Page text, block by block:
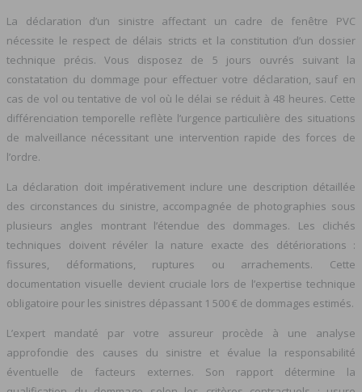
La déclaration d’un sinistre affectant un cadre de fenêtre PVC
nécessite le respect de délais stricts et la constitution d’un dossier
technique précis. Vous disposez de 5 jours ouvrés suivant la
constatation du dommage pour effectuer votre déclaration, sauf en
cas de vol ou tentative de vol où le délai se réduit à 48 heures. Cette
différenciation temporelle reflète l’urgence particulière des situations
de malveillance nécessitant une intervention rapide des forces de
l’ordre.
La déclaration doit impérativement inclure une description détaillée
des circonstances du sinistre, accompagnée de photographies sous
plusieurs angles montrant l’étendue des dommages. Les clichés
techniques doivent révéler la nature exacte des détériorations :
fissures, déformations, ruptures ou arrachements. Cette
documentation visuelle devient cruciale lors de l’expertise technique
obligatoire pour les sinistres dépassant 1 500 € de dommages estimés.
L’expert mandaté par votre assureur procède à une analyse
approfondie des causes du sinistre et évalue la responsabilité
éventuelle de facteurs externes. Son rapport détermine la